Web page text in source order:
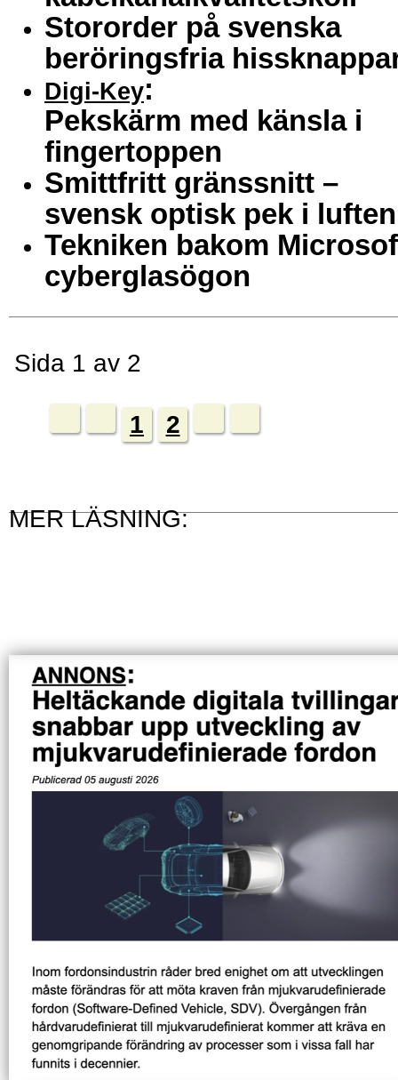
Stororder på svenska
beröringsfria
Digi-Key:
Pekskärm med känsla i
fingertoppen
Smittfritt gränssnitt –
svensk optisk pek i
Tekniken bakom
cyberglasögon
Sida 1 av 2
1 2